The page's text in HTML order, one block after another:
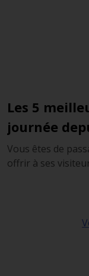
Les 5
journée
Vous êtes de
offrir à ses